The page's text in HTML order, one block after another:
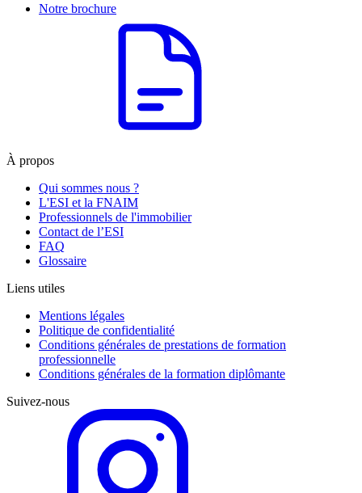
Notre brochure
À propos
Qui sommes nous ?
L'ESI et la FNAIM
Professionnels de l'immobilier
Contact de l’ESI
FAQ
Glossaire
Liens utiles
Mentions légales
Politique de confidentialité
Conditions générales de prestations de formation
professionnelle
Conditions générales de la formation diplômante
Suivez-nous